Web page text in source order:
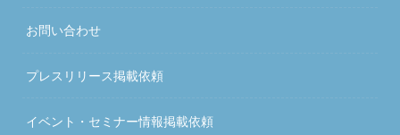
お問い合わせ
プレスリリース掲載依頼
イベント・セミナー情報掲載依頼